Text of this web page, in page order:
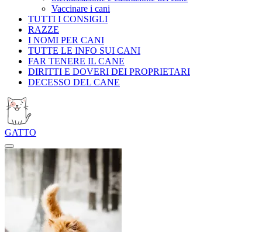
Vaccinare i cani
TUTTI I CONSIGLI
RAZZE
I NOMI PER CANI
TUTTE LE INFO SUI CANI
FAR TENERE IL CANE
DIRITTI E DOVERI DEI PROPRIETARI
DECESSO DEL CANE
GATTO